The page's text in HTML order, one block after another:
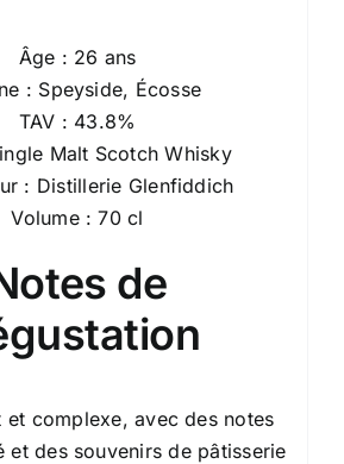
Âge : 26 ans
: Speyside, Écosse
TAV : 43.8%
Malt Scotch Whisky
: Distillerie Glenfiddich
Volume : 70 cl
de
et complexe, avec des notes
et des souvenirs de pâtisserie